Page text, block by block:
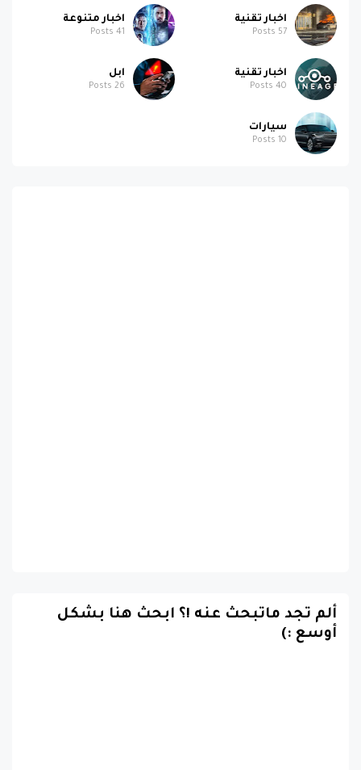
اخبار تقنية
57
اخبار متنوعة
41
اخبار تقنية
40
ابل
26
سيارات
10
ألم تجد ماتبحث عنه !؟ ابحث هنا بشكل
أوسع :)